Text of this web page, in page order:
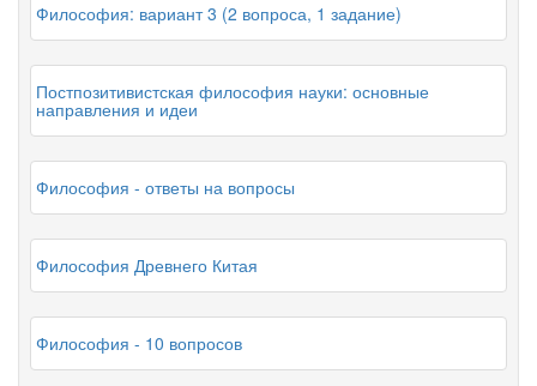
Философия: вариант 3 (2 вопроса, 1 задание)
Постпозитивистская философия науки: основные
направления и идеи
Философия - ответы на вопросы
Философия Древнего Китая
Философия - 10 вопросов